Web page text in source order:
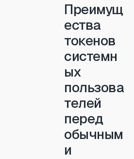
Преимущ
ества
токенов
системн
ых
пользова
телей
перед
обычным
и